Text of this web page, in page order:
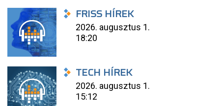
FRISS HÍREK
2026. augusztus 1.
18:20
TECH HÍREK
2026. augusztus 1.
15:12